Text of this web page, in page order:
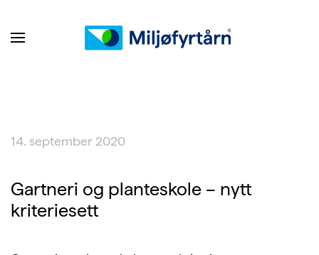
14. september 2020
Gartneri og planteskole – nytt
kriteriesett